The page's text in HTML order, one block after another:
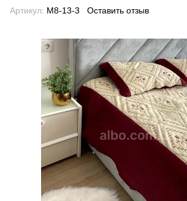
Артикул: M8-13-3 Оставить отзыв